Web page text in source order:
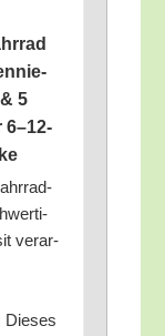
5
6–12-
ver­ar­
Die­ses